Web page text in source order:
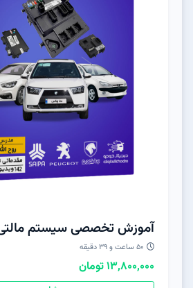
آموزش تخصصی سیستم
50 ساعت و 39 دقیقه
13,800,000 تومان